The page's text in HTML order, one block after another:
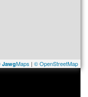
JawgMaps | © OpenStreetMap